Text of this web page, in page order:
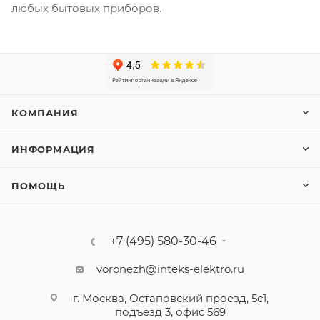
любых бытовых приборов.
КОМПАНИЯ
ИНФОРМАЦИЯ
ПОМОЩЬ
+7 (495) 580-30-46
voronezh@inteks-elektro.ru
г. Москва, Остаповский проезд, 5с1,
подъезд 3, офис 569